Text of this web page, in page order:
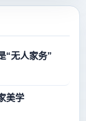
“无人家务”
美学